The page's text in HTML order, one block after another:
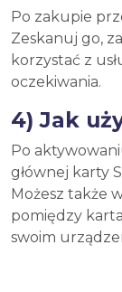
Po zakupie
Zeskanuj go,
korzystać z
oczekiwania.
4) Jak
Po
głównej karty
Możesz także
pomiędzy
swoim